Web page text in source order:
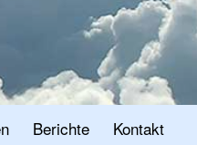
Berichte Kontakt